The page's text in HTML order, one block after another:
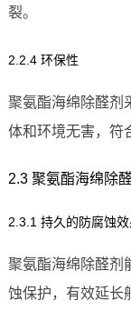
裂。
2.2.4 环保性
聚氨酯海绵除醛剂
体和环境无害，符
2.3 聚氨酯海绵除
2.3.1 持久的防腐蚀
聚氨酯海绵除醛剂
蚀保护，有效延长